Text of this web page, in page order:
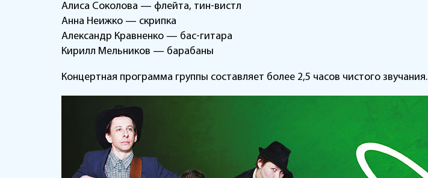
Алиса Соколова — флейта, тин-вистл
Анна Неижко — скрипка
Александр Кравненко — бас-гитара
Кирилл Мельников — барабаны
Концертная программа группы составляет более 2,5 часов чистого звучания.